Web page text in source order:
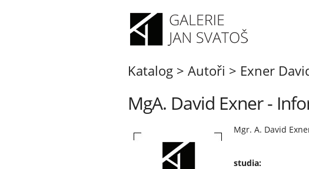
Katalog> Autoři > Exner
MgA. David Exner -
Mgr. A. David
studia: